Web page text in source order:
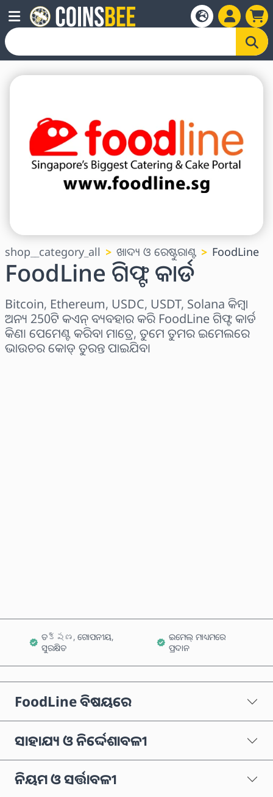
shop__category_all ଖାଦ୍ୟ ଓ ରେଷ୍ଟୁରାଣ୍ଟ FoodLine
FoodLine ଗିଫ୍ଟ କାର୍ଡ
Bitcoin, Ethereum, USDC, USDT, Solana କିମ୍ବା
ଅନ୍ୟ 250ଟି କଏନ୍ ବ୍ୟବହାର କରି FoodLine ଗିଫ୍ଟ କାର୍ଡ
କିଣ। ପେମେଣ୍ଟ କରିବା ମାତ୍ରେ, ତୁମେ ତୁମର ଇମେଲରେ
ଭାଉଚର କୋଡ୍ ତୁରନ୍ତ ପାଇଯିବ।
ତక్షణ, ଗୋପନୀୟ,
ସୁରକ୍ଷିତ
ଇମେଲ୍ ମାଧ୍ୟମରେ
ପ୍ରଦାନ
FoodLine ବିଷୟରେ
ସାହାଯ୍ୟ ଓ ନିର୍ଦ୍ଦେଶାବଳୀ
ନିୟମ ଓ ସର୍ତ୍ତାବଳୀ